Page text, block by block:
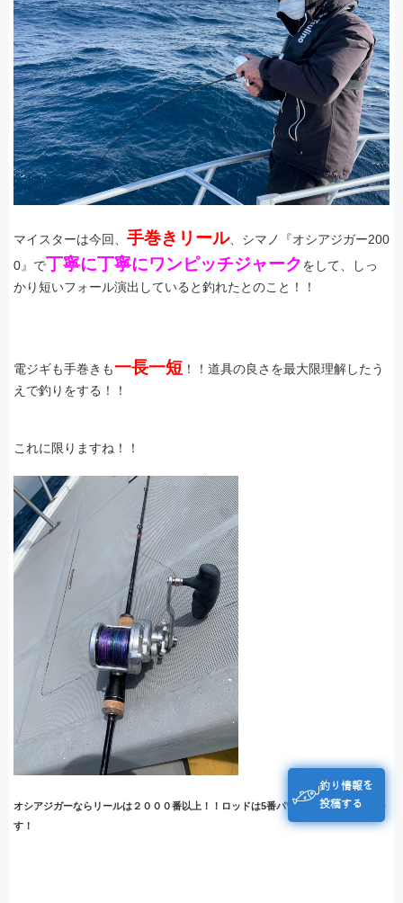
釣り情報を
投稿する
マイスターは今回、 手巻きリール、シマノ『オシアジガー200
0』で丁寧に丁寧にワンピッチジャークをして、しっ
かり短いフォール演出していると釣れたとのこと！！
電ジギも手巻きも一長一短 ！！道具の良さを最大限理解したう
えで釣りをする！！
これに限りますね！！
オシアジガーならリールは２０００番以上！！ロッドは5番パワー以上がおすすめで
す！